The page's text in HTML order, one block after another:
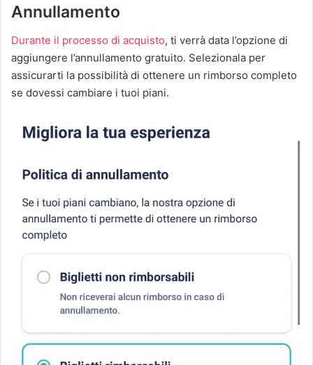
Annullamento
Durante il processo di acquisto, ti verrà data l’opzione di
aggiungere l’annullamento gratuito. Selezionala per
assicurarti la possibilità di ottenere un rimborso completo
se dovessi cambiare i tuoi piani.